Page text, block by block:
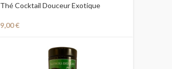
Thé Cocktail Douceur Exotique
9,00€